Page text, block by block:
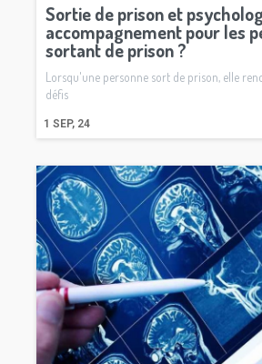
Sortie de prison et
accompagnement pour les
sortant de prison ?
1 SEP, 24
Lorsqu'une personne sort de prison, elle
défis